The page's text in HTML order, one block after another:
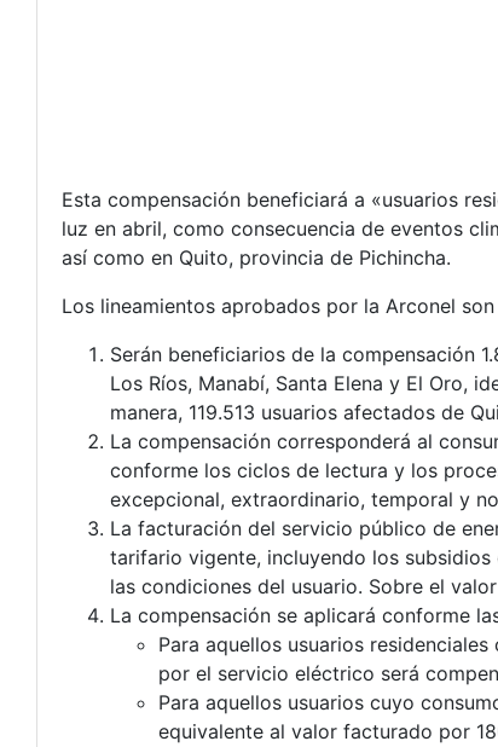
Esta compensación beneficiará a «usuarios
luz en abril, como consecuencia de eventos
así como en Quito, provincia de Pichincha.
Los lineamientos aprobados por la Arconel
Serán beneficiarios de la compensación
Los Ríos, Manabí, Santa Elena y El Oro,
manera, 119.513 usuarios afectados de
La compensación corresponderá al
conforme los ciclos de lectura y los
excepcional, extraordinario, temporal y
La facturación del servicio público de
tarifario vigente, incluyendo los
las condiciones del usuario. Sobre el
La compensación se aplicará conforme
Para aquellos usuarios
por el servicio eléctrico será
Para aquellos usuarios cuyo
equivalente al valor facturado por